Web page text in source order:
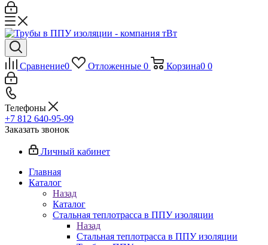
Сравнение0 Отложенные 0 Корзина0 0
Телефоны
+7 812 640-95-99
Заказать звонок
Личный кабинет
Главная
Каталог
Назад
Каталог
Стальная теплотрасса в ППУ изоляции
Назад
Стальная теплотрасса в ППУ изоляции